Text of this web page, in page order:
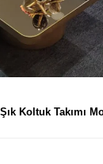
Koltuk Takımı